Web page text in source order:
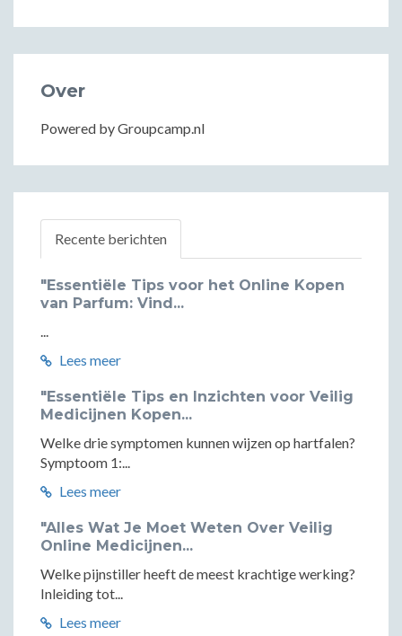
Over
Powered by Groupcamp.nl
Recente berichten
"Essentiële Tips voor het Online Kopen
van Parfum: Vind...
...
Lees meer
"Essentiële Tips en Inzichten voor Veilig
Medicijnen Kopen...
Welke drie symptomen kunnen wijzen op hartfalen?
Symptoom 1:...
Lees meer
"Alles Wat Je Moet Weten Over Veilig
Online Medicijnen...
Welke pijnstiller heeft de meest krachtige werking?
Inleiding tot...
Lees meer